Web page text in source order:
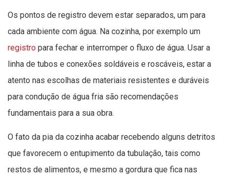
Os pontos de registro devem estar separados, um para
cada ambiente com água. Na cozinha, por exemplo um
registro para fechar e interromper o fluxo de água. Usar a
linha de tubos e conexões soldáveis e roscáveis, estar a
atento nas escolhas de materiais resistentes e duráveis
para condução de água fria são recomendações
fundamentais para a sua obra.
O fato da pia da cozinha acabar recebendo alguns detritos
que favorecem o entupimento da tubulação, tais como
restos de alimentos, e mesmo a gordura que fica nas